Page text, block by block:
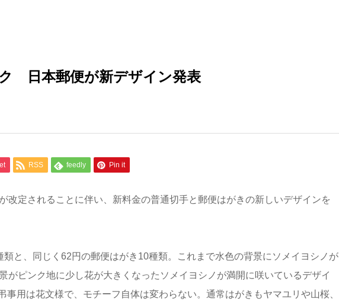
日本郵便が新デザイン発表
RSS feedly Pin it
改定されることに伴い、新料金の普通切手と郵便はがきの新しいデザインを
と、同じく62円の郵便はがき10種類。これまで水色の背景にソメイヨシノが
がピンク地に少し花が大きくなったソメイヨシノが満開に咲いているデザイ
事用は花文様で、モチーフ自体は変わらない。通常はがきもヤマユリや山桜、